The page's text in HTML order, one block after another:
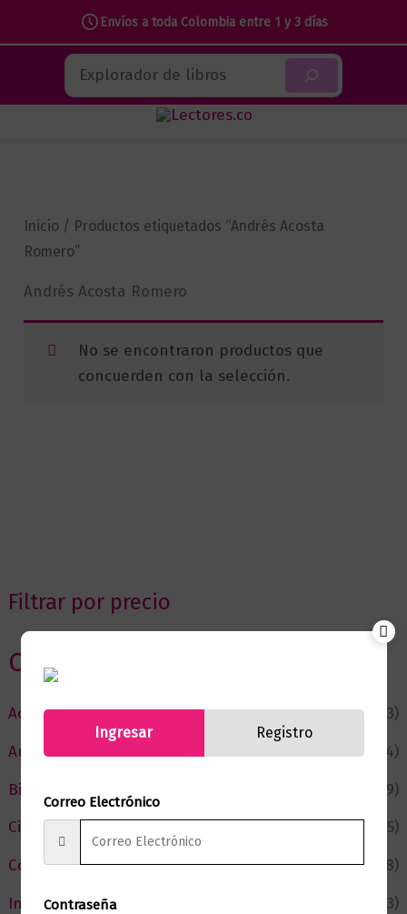
Envíos a toda Colombia entre 1 y 3 días
contenido
Buscar
Filtrar por precio
Categorias
Actualidad
(53)
Autor del Mes
(4)
Bienestar
(229)
Ciencia y Conocimiento
(75)
Cómic y Fantasía
(88)
Infantil y Juvenil
(213)
Inicio / Productos etiquetados “Andrés Acosta
Romero”
Andrés Acosta Romero
No se encontraron productos que
concuerden con la selección.
Ingresar Registro
Correo Electrónico
Contraseña